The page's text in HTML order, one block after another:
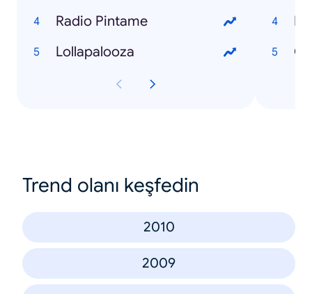
Radio Pintame
Lollapalooza
Trend olanı keşfedin
2010
2009